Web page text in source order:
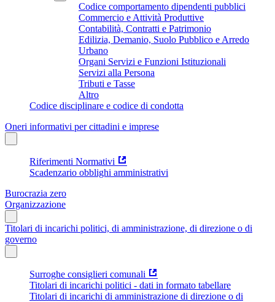
Codice comportamento dipendenti pubblici
Commercio e Attività Produttive
Contabilità, Contratti e Patrimonio
Edilizia, Demanio, Suolo Pubblico e Arredo
Urbano
Organi Servizi e Funzioni Istituzionali
Servizi alla Persona
Tributi e Tasse
Altro
Codice disciplinare e codice di condotta
Oneri informativi per cittadini e imprese
Riferimenti Normativi
Scadenzario obblighi amministrativi
Burocrazia zero
Organizzazione
Titolari di incarichi politici, di amministrazione, di direzione o di
governo
Surroghe consiglieri comunali
Titolari di incarichi politici - dati in formato tabellare
Titolari di incarichi di amministrazione di direzione o di